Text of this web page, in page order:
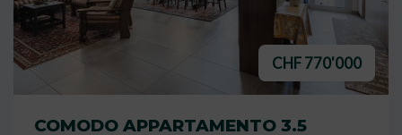
CHF 770'000
COMODO APPARTAMENTO 3.5